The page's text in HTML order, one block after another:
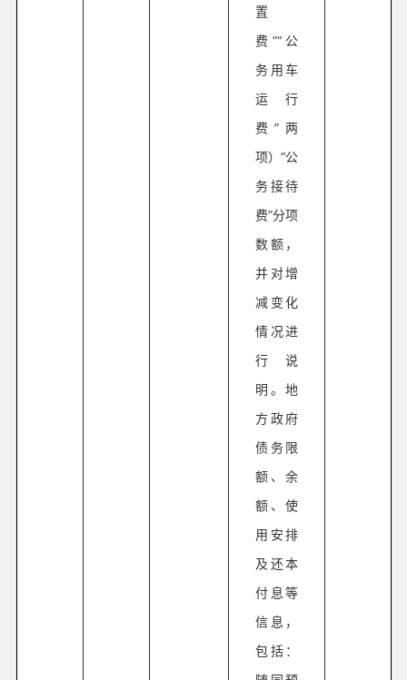
置
费”“公
务用车
运行
费”两
项）“公
务接待
费”分项
数额，
并对增
减变化
情况进
行说
明。地
方政府
债务限
额、余
额、使
用安排
及还本
付息等
信息，
包括：